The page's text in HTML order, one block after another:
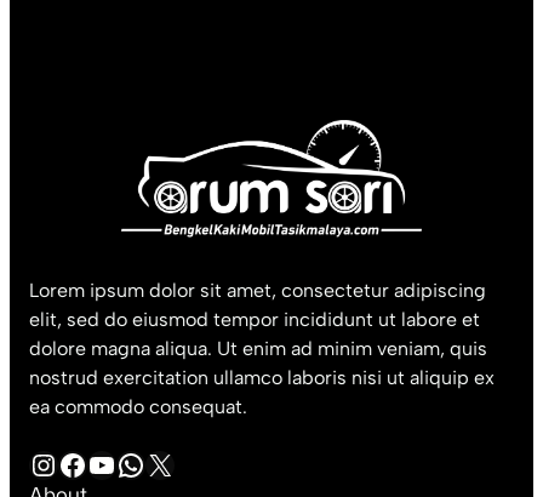
Lorem ipsum dolor sit amet, consectetur adipiscing
elit, sed do eiusmod tempor incididunt ut labore et
dolore magna aliqua. Ut enim ad minim veniam, quis
nostrud exercitation ullamco laboris nisi ut aliquip ex
ea commodo consequat.
InstagramFacebook YouTube WhatsApp X